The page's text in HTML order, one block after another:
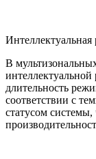
Интеллектуальная
В
длительность
соответствии с
статусом системы,